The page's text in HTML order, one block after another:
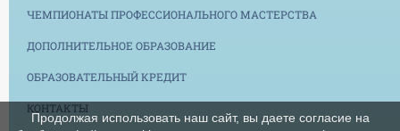
ЧЕМПИОНАТЫ ПРОФЕССИОНАЛЬНОГО МАСТЕРСТВА
ДОПОЛНИТЕЛЬНОЕ ОБРАЗОВАНИЕ
ОБРАЗОВАТЕЛЬНЫЙ КРЕДИТ
КОНТАКТЫ
Продолжая использовать наш сайт, вы даете согласие на